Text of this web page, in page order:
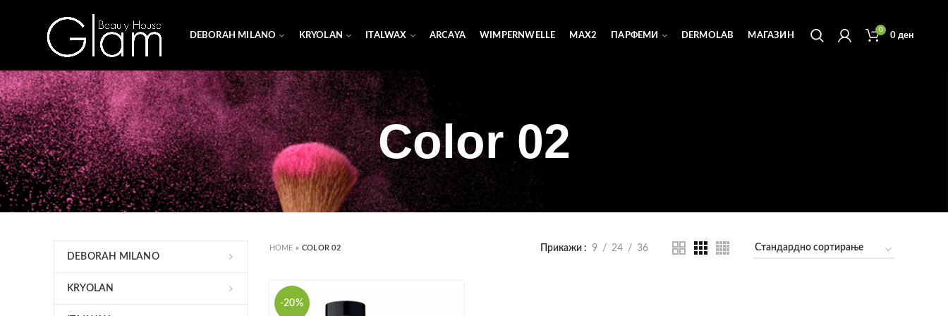
DEBORAH MILANO KRYOLAN ITALWAX ARCAYA WIMPERNWELLE MAX2 ПАРФЕМИ DERMOLAB МАГАЗИН
0
0ден
Color 02
HOME » COLOR 02 Прикажи 9 24 36
-20%
DEBORAH MILANO
KRYOLAN